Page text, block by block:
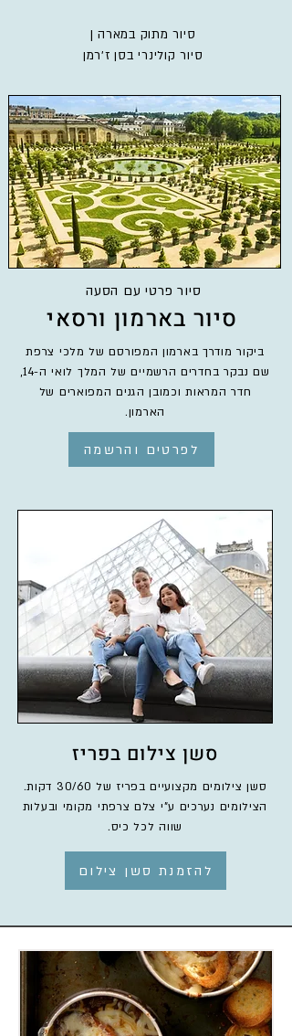
סיור מתוק במארה |
סיור קולינרי בסן ז'רמן
סיור פרטי עם הסעה
סיור בארמון ורסאי
ביקור מודרך בארמון המפורסם של מלכי צרפת
שם נבקר בחדרים הרשמיים של המלך לואי ה-14,
חדר המראות וכמובן הגנים המפוארים של
הארמון.
לפרטים והרשמה
סשן צילום בפריז
סשן צילומים מקצועיים בפריז של 30/60 דקות.
הצילומים נערכים ע"י צלם צרפתי מקומי ובעלות
שווה לכל כיס.
להזמנת סשן צילום